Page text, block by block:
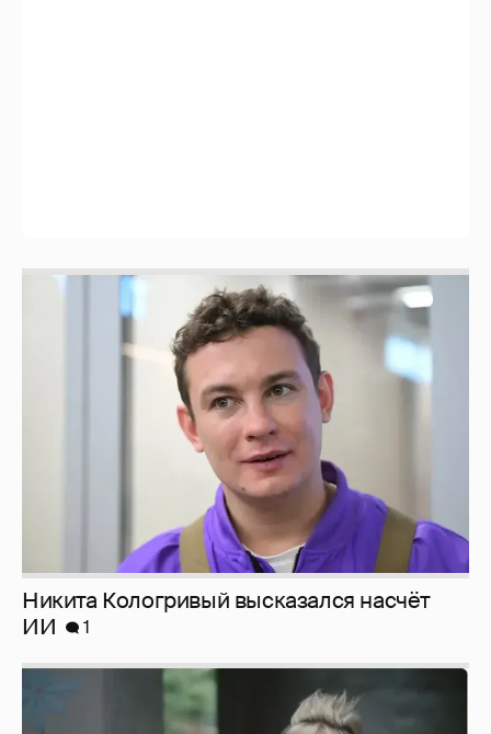
Никита Кологривый высказался насчёт
Певица Глюкоза рассказала о съёмках для